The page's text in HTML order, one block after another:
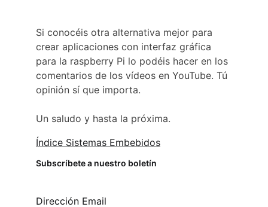
Si conocéis otra alternativa mejor para
crear aplicaciones con interfaz gráfica
para la raspberry Pi lo podéis hacer en los
comentarios de los vídeos en YouTube. Tú
opinión sí que importa.
Un saludo y hasta la próxima.
Índice Sistemas Embebidos
Dirección Email
Subscríbete a nuestro boletín